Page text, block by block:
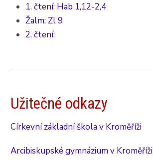
1. čtení: Hab 1,12-2,4
Žalm: Zl 9
2. čtení:
Užitečné odkazy
Církevní základní škola v Kroměříži
Arcibiskupské gymnázium v Kroměříži